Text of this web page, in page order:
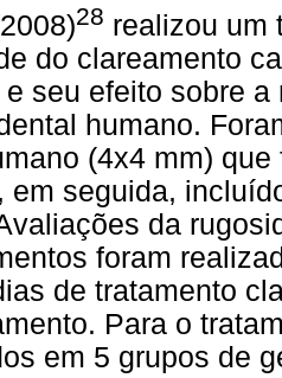
28 realizou um
do clareamento
e seu efeito sobre
humano.
(4x4 mm)
em seguida,
da
foram
de tratamento
Para o
em 5 grupos de